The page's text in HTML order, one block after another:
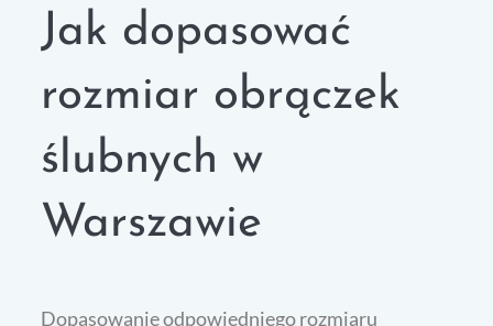
Jak dopasować
rozmiar obrączek
ślubnych w
Warszawie
Dopasowanie odpowiedniego rozmiaru